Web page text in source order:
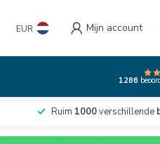
EUR Mijn account
1286
Ruim 1000verschillende